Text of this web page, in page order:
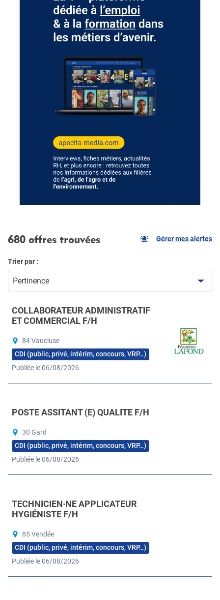
680 offres trouvées Gérer mes alertes
Trier par :
Pertinence
COLLABORATEUR ADMINISTRATIF
ET COMMERCIAL F/H
84 Vaucluse
CDI (public, privé, intérim, concours, VRP…)
Publiée le 06/08/2026
POSTE ASSITANT (E) QUALITE F/H
30 Gard
CDI (public, privé, intérim, concours, VRP…)
Publiée le 06/08/2026
TECHNICIEN·NE APPLICATEUR
HYGIÉNISTE F/H
85 Vendée
CDI (public, privé, intérim, concours, VRP…)
Publiée le 06/08/2026